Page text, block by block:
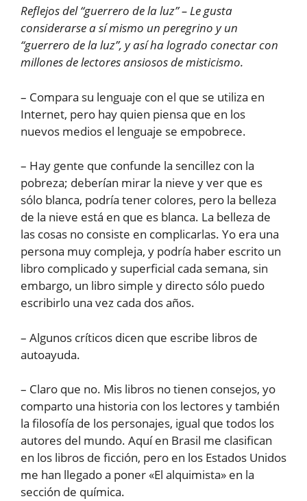
Reflejos del “guerrero de la luz” – Le gusta
considerarse a sí mismo un peregrino y un
“guerrero de la luz”, y así ha logrado conectar con
millones de lectores ansiosos de misticismo.
– Compara su lenguaje con el que se utiliza en
Internet, pero hay quien piensa que en los
nuevos medios el lenguaje se empobrece.
– Hay gente que confunde la sencillez con la
pobreza; deberían mirar la nieve y ver que es
sólo blanca, podría tener colores, pero la belleza
de la nieve está en que es blanca. La belleza de
las cosas no consiste en complicarlas. Yo era una
persona muy compleja, y podría haber escrito un
libro complicado y superficial cada semana, sin
embargo, un libro simple y directo sólo puedo
escribirlo una vez cada dos años.
– Algunos críticos dicen que escribe libros de
autoayuda.
– Claro que no. Mis libros no tienen consejos, yo
comparto una historia con los lectores y también
la filosofía de los personajes, igual que todos los
autores del mundo. Aquí en Brasil me clasifican
en los libros de ficción, pero en los Estados Unidos
me han llegado a poner «El alquimista» en la
sección de química.